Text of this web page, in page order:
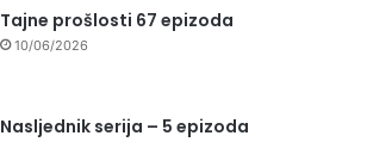
Tajne prošlosti 67 epizoda
10/06/2026
Nasljednik serija – 5 epizoda